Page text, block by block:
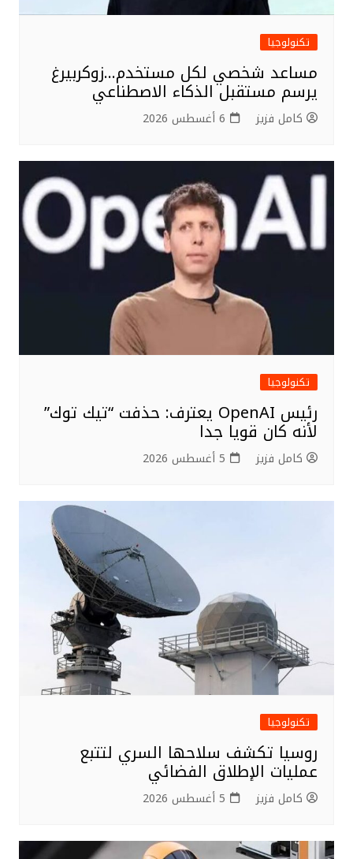
تكنولوجيا
مساعد شخصي لكل مستخدم…زوكربيرغ
يرسم مستقبل الذكاء الاصطناعي
كامل فزيز 6 أغسطس 2026
تكنولوجيا
رئيس OpenAI يعترف: حذفت “تيك توك”
لأنه كان قويا جدا
كامل فزيز 5 أغسطس 2026
تكنولوجيا
روسيا تكشف سلاحها السري لتتبع
عمليات الإطلاق الفضائي
كامل فزيز 5 أغسطس 2026